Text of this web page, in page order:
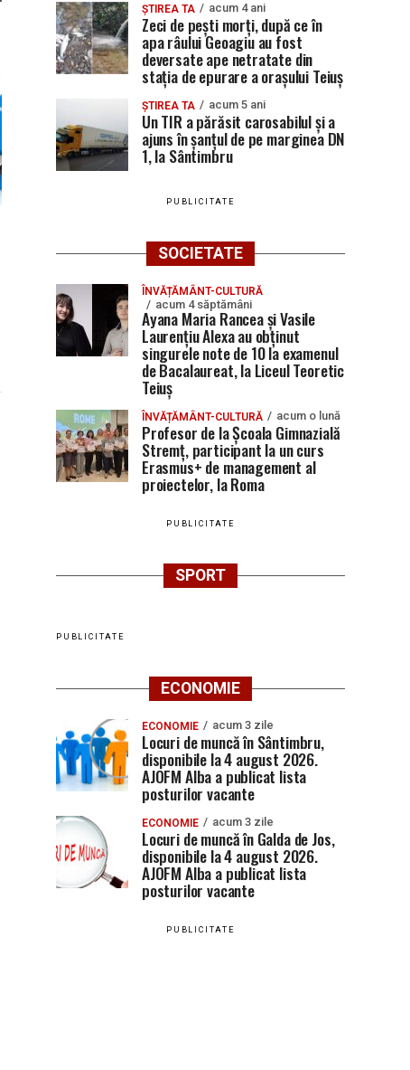
ȘTIREA TA acum 4 ani
Zeci de pești morți, după ce în
apa râului Geoagiu au fost
deversate ape netratate din
stația de epurare a orașului Teiuș
ȘTIREA TA acum 5 ani
Un TIR a părăsit carosabilul și a
ajuns în șanțul de pe marginea DN
1, la Sântimbru
PUBLICITATE
SOCIETATE
ÎNVĂȚĂMÂNT-CULTURĂ
acum 4 săptămâni
Ayana Maria Rancea și Vasile
Laurențiu Alexa au obținut
singurele note de 10 la examenul
de Bacalaureat, la Liceul Teoretic
Teiuș
ÎNVĂȚĂMÂNT-CULTURĂ acum o lună
Profesor de la Școala Gimnazială
Stremț, participant la un curs
Erasmus+ de management al
proiectelor, la Roma
PUBLICITATE
SPORT
PUBLICITATE
ECONOMIE
ECONOMIE acum 3 zile
Locuri de muncă în Sântimbru,
disponibile la 4 august 2026.
AJOFM Alba a publicat lista
posturilor vacante
ECONOMIE acum 3 zile
Locuri de muncă în Galda de Jos,
disponibile la 4 august 2026.
AJOFM Alba a publicat lista
posturilor vacante
PUBLICITATE